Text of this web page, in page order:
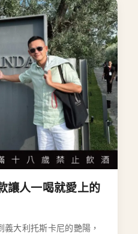
讓人一喝就愛上的
大利托斯卡尼的艷陽，